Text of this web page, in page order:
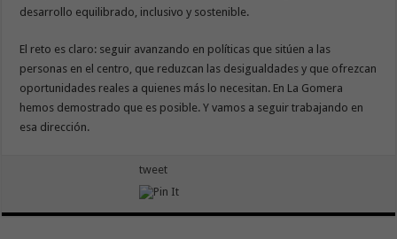
desarrollo equilibrado, inclusivo y sostenible.
El reto es claro: seguir avanzando en políticas que sitúen a las
personas en el centro, que reduzcan las desigualdades y que ofrezcan
oportunidades reales a quienes más lo necesitan. En La Gomera
hemos demostrado que es posible. Y vamos a seguir trabajando en
esa dirección.
tweet